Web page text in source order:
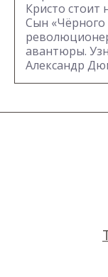
Кристо стоит
Сын «Чёрного
авантюры.
Александр